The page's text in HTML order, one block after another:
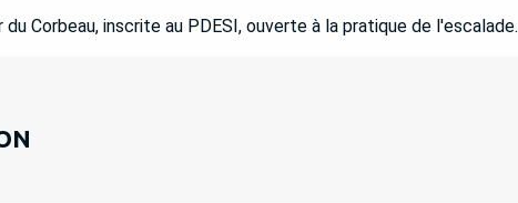
du Corbeau, inscrite au PDESI, ouverte à la pratique de l'escalade.